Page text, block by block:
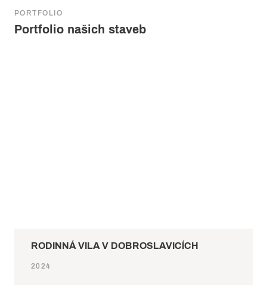
PORTFOLIO
Portfolio našich staveb
RODINNÁ VILA V DOBROSLAVICÍCH
2024